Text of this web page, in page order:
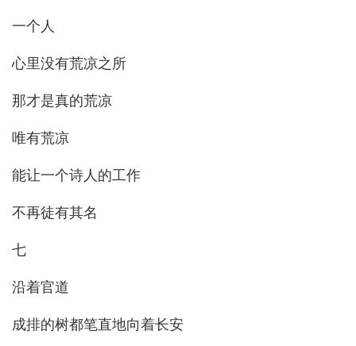
一个人
心里没有荒凉之所
那才是真的荒凉
唯有荒凉
能让一个诗人的工作
不再徒有其名
七
沿着官道
成排的树都笔直地向着长安